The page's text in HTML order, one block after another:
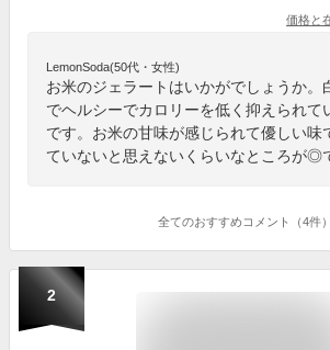
価格と
LemonSoda(50代・女性)
お米のジェラートはいかがでしょうか。
でヘルシーでカロリーを低く抑えられて
です。お米の甘味が感じられて優しい味
ていないと思えないくらいなところが◎
全てのおすすめコメント（4件）
2